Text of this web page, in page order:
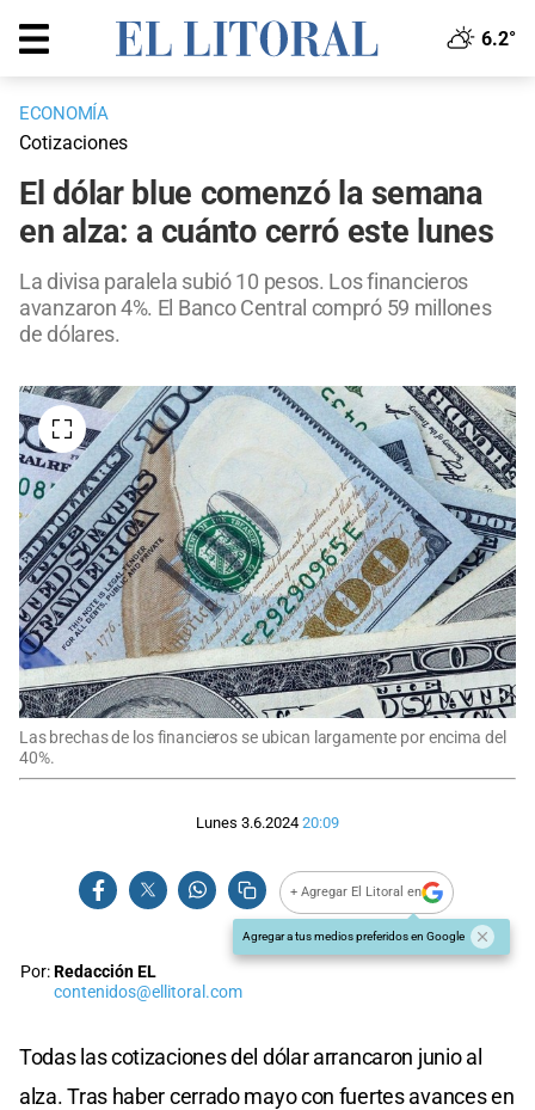
6.2°
ECONOMÍA
Cotizaciones
El dólar blue comenzó la semana
en alza: a cuánto cerró este lunes
La divisa paralela subió 10 pesos. Los financieros
avanzaron 4%. El Banco Central compró 59 millones
de dólares.
Las brechas de los financieros se ubican largamente por encima del
40%.
Lunes 3.6.2024 20:09
+ Agregar El Litoral en
Agregar a tus medios preferidos en Google
Por:Redacción EL
contenidos@ellitoral.com
Todas las cotizaciones del dólar arrancaron junio al
alza. Tras haber cerrado mayo con fuertes avances en